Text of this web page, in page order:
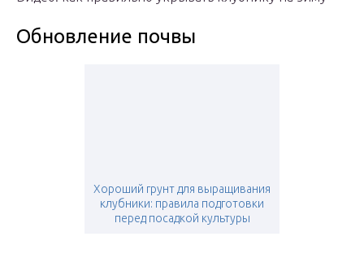
Обновление почвы
Хороший грунт для выращивания
клубники: правила подготовки
перед посадкой культуры